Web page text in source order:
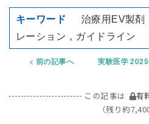
治療用EV製剤
レーション，ガイドライン
前の記事へ 実験医学
この記事は 有
（残り約